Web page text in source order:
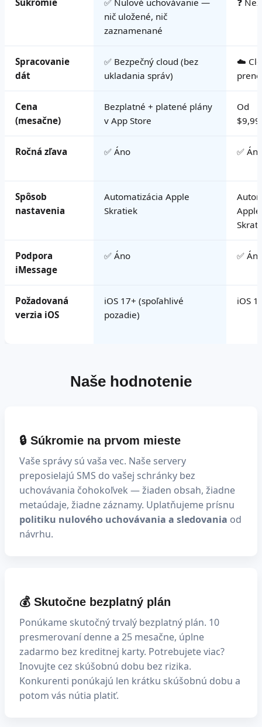
nič uložené, nič
zaznamenané
Spracovanie
dát
✅ Bezpečný cloud (bez
ukladania správ)
☁️
Cena
(mesačne)
Bezplatné + platené plány
v App Store
Od
Ročná zľava ✅ Áno ✅
Spôsob
nastavenia
Automatizácia Apple
Skratiek
Apple
Podpora
iMessage
✅ Áno ✅
Požadovaná
verzia iOS
iOS 17+ (spoľahlivé
pozadie)
iOS
Naše hodnotenie
🔒 Súkromie na prvom mieste
Vaše správy sú vaša vec. Naše servery
preposielajú SMS do vašej schránky bez
uchovávania čohokoľvek — žiaden obsah, žiadne
metaúdaje, žiadne záznamy. Uplatňujeme prísnu
politiku nulového uchovávania a sledovania od
návrhu.
💰 Skutočne bezplatný plán
Ponúkame skutočný trvalý bezplatný plán. 10
presmerovaní denne a 25 mesačne, úplne
zadarmo bez kreditnej karty. Potrebujete viac?
Inovujte cez skúšobnú dobu bez rizika.
Konkurenti ponúkajú len krátku skúšobnú dobu a
potom vás nútia platiť.